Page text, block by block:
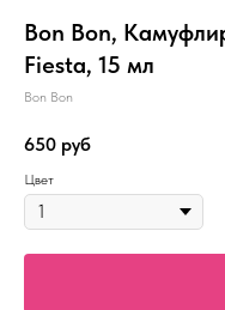
Bon Bon,
Fiesta, 15 мл
Bon Bon
650 руб
Цвет